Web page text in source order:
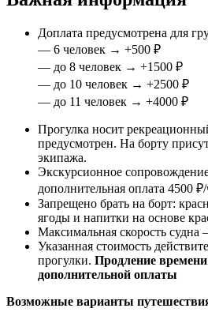
Доплата предусмотрена для
— 6 человек → +500 ₽
— до 8 человек → +1500 ₽
— до 10 человек → +2500 ₽
— до 11 человек → +4000 ₽
Прогулка носит
предусмотрен. На борту
экипажа.
Экскурсионное
дополнительная оплата 4500 ₽/
Запрещено брать на борт:
ягоды и напитки на основе
Максимальная скорость судна
Указанная стоимость
прогулки. Продление времени
дополнительной оплаты
Возможные варианты